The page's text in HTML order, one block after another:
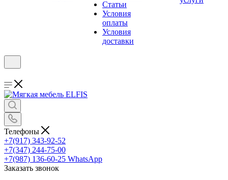
Статьи
Условия
оплаты
Условия
доставки
Телефоны
+7(917) 343-92-52
+7(347) 244-75-00
+7(987) 136-60-25 WhatsApp
Заказать звонок